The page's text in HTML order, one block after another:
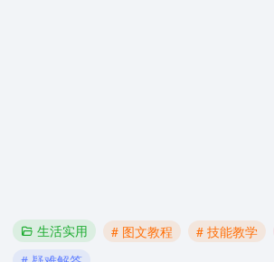
生活实用 # 图文教程 # 技能教学